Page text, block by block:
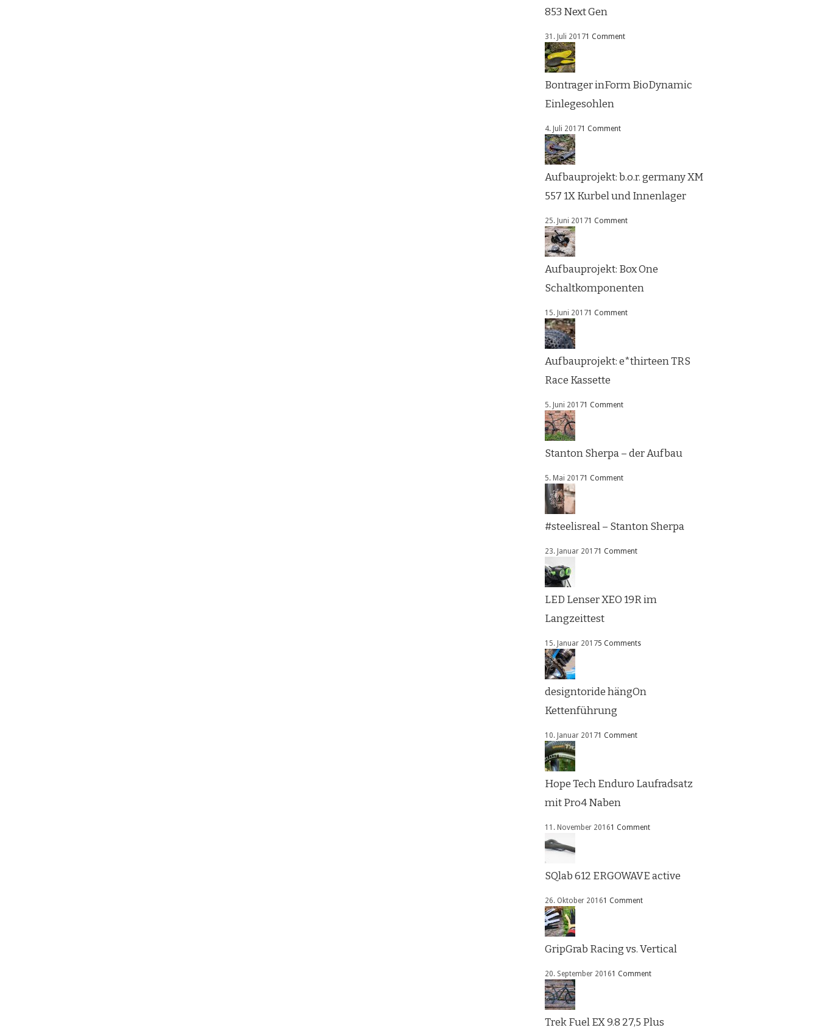
853 Next Gen
31. Juli 20171 Comment
Bontrager inForm BioDynamic
Einlegesohlen
4. Juli 20171 Comment
Aufbauprojekt: b.o.r. germany XM
557 1X Kurbel und Innenlager
25. Juni 20171 Comment
Aufbauprojekt: Box One
Schaltkomponenten
15. Juni 20171 Comment
Aufbauprojekt: e*thirteen TRS
Race Kassette
5. Juni 20171 Comment
Stanton Sherpa – der Aufbau
5. Mai 20171 Comment
#steelisreal – Stanton Sherpa
23. Januar 20171 Comment
LED Lenser XEO 19R im
Langzeittest
15. Januar 20175 Comments
designtoride hängOn
Kettenführung
10. Januar 20171 Comment
Hope Tech Enduro Laufradsatz
mit Pro4 Naben
11. November 20161 Comment
SQlab 612 ERGOWAVE active
26. Oktober 20161 Comment
GripGrab Racing vs. Vertical
20. September 20161 Comment
Trek Fuel EX 9.8 27,5 Plus